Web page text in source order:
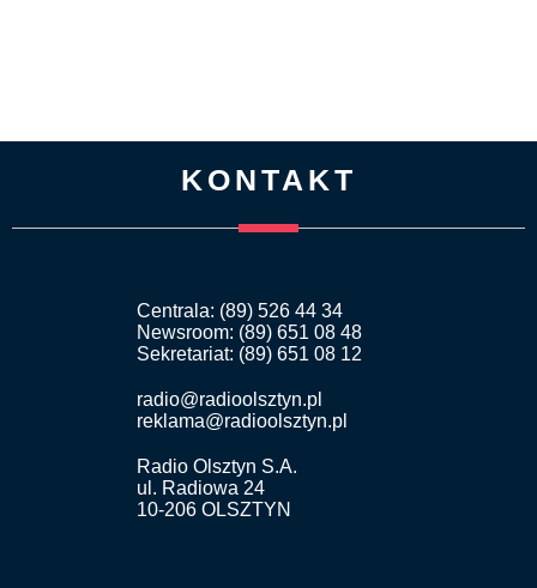
KONTAKT
Centrala: (89) 526 44 34
Newsroom: (89) 651 08 48
Sekretariat: (89) 651 08 12
radio@radioolsztyn.pl
reklama@radioolsztyn.pl
Radio Olsztyn S.A.
ul. Radiowa 24
10-206 OLSZTYN